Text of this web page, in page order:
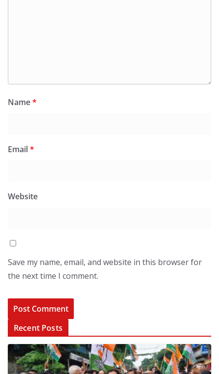
Name*
Email*
Website
Save my name, email, and website in this browser for
the next time I comment.
Recent Posts